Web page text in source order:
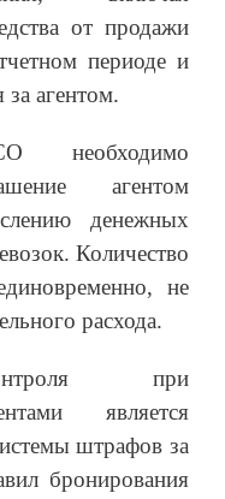
от продажи
периоде и
агентом.
необходимо
агентом
денежных
Количество
не
расхода.
при
является
штрафов за
бронирования